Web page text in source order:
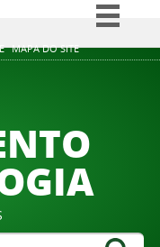
MAPA DO SITE
Simplifique!
à informação
Legislação
Canais